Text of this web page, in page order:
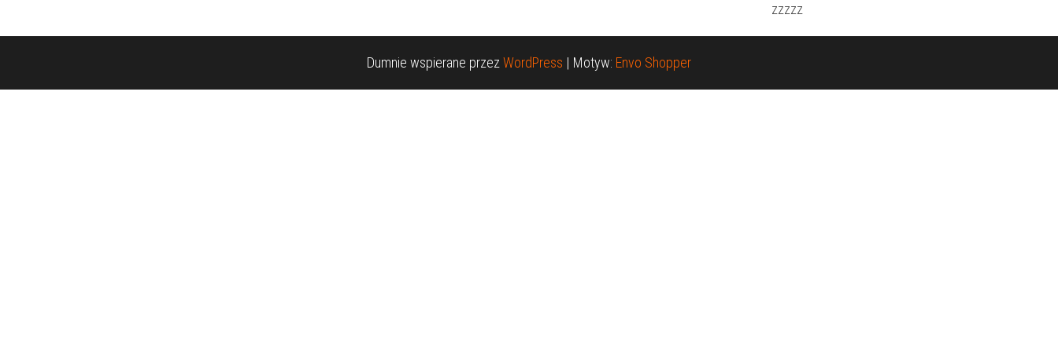
zzzzz
Dumnie wspierane przez WordPress | Motyw: Envo Shopper